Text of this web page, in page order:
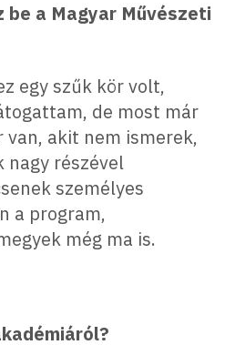
be a Magyar Művészeti
egy szűk kör volt,
de most már
van, akit nem ismerek,
nagy részével
személyes
a program,
még ma is.